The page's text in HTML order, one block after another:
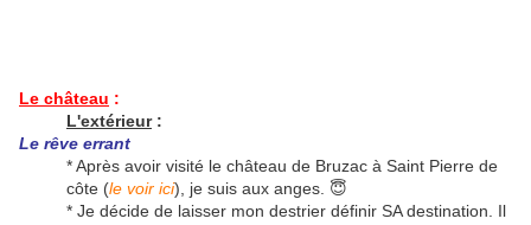
Le château :
L'extérieur:
Le rêve errant
* Après avoir visité le château de Bruzac à Saint Pierre de
côte (le voir ici), je suis aux anges. 😇
* Je décide de laisser mon destrier définir SA destination. Il